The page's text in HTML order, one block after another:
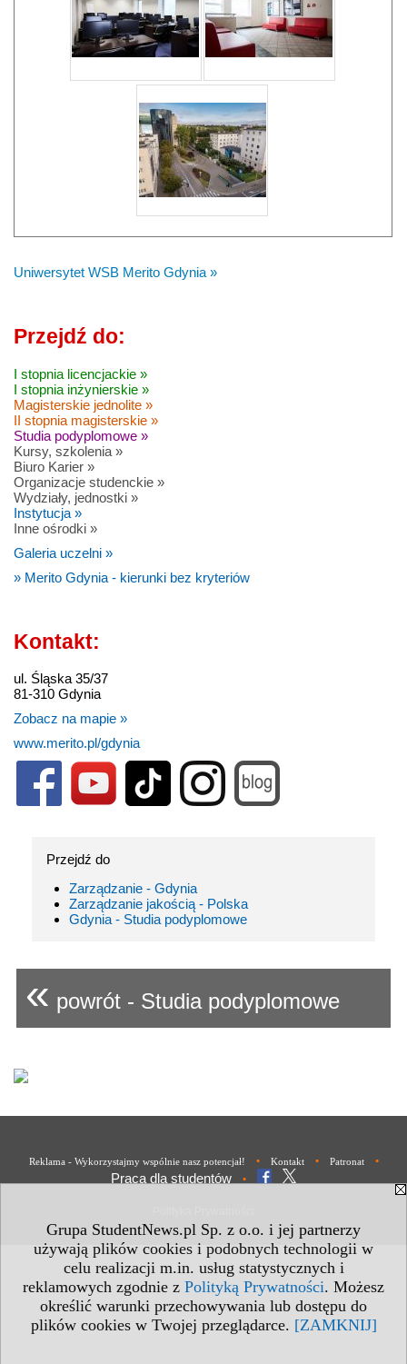
Grupa StudentNews.pl Sp. z o.o. i jej partnerzy
używają plików cookies i podobnych technologii w
celu realizacji m.in. usług statystycznych i
reklamowych zgodnie z Polityką Prywatności. Możesz
określić warunki przechowywania lub dostępu do
plików cookies w Twojej przeglądarce. [ZAMKNIJ]
Uniwersytet WSB Merito Gdynia »
Przejdź do:
I stopnia licencjackie »
I stopnia inżynierskie »
Magisterskie jednolite »
II stopnia magisterskie »
Studia podyplomowe »
Kursy, szkolenia »
Biuro Karier »
Organizacje studenckie »
Wydziały, jednostki »
Instytucja »
Inne ośrodki »
Galeria uczelni »
» Merito Gdynia - kierunki bez kryteriów
Kontakt:
ul. Śląska 35/37
81-310 Gdynia
Zobacz na mapie »
www.merito.pl/gdynia
Przejdź do
Zarządzanie - Gdynia
Zarządzanie jakością - Polska
Gdynia - Studia podyplomowe
« powrót - Studia podyplomowe
Reklama - Wykorzystajmy wspólnie nasz potencjał! • Kontakt • Patronat •
Praca dla studentów •